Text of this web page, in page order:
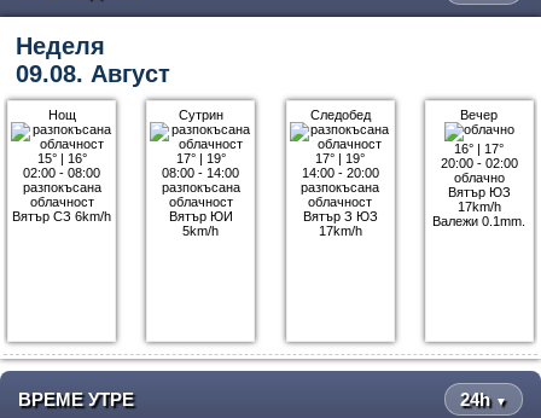
Неделя
09.08. Август
Нощ
15°| 16°
02:00 - 08:00
разпокъсана
облачност
Вятър СЗ 6km/h
Сутрин
17°| 19°
08:00 - 14:00
разпокъсана
облачност
Вятър ЮИ
5km/h
Следобед
17° | 19°
14:00 - 20:00
разпокъсана
облачност
Вятър З ЮЗ
17km/h
Вечер
16° | 17°
20:00 - 02:00
облачно
Вятър ЮЗ
17km/h
Валежи 0.1mm.
ВРЕМЕ УТРЕ 24h ▼